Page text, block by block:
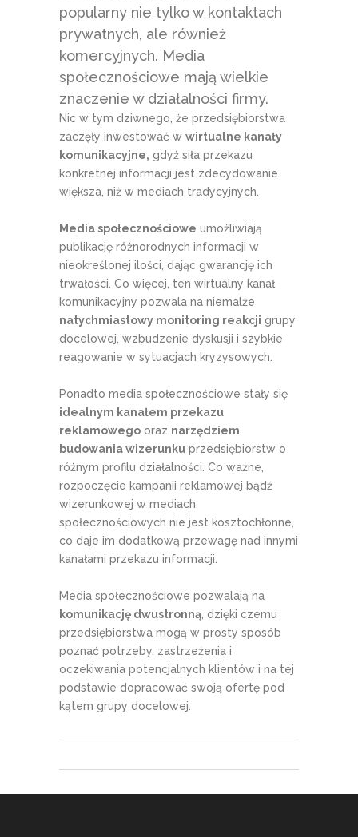
popularny nie tylko w kontaktach
prywatnych, ale również
komercyjnych. Media
społecznościowe mają wielkie
znaczenie w działalności firmy.
Nic w tym dziwnego, że przedsiębiorstwa
zaczęły inwestować w wirtualne kanały
komunikacyjne, gdyż siła przekazu
konkretnej informacji jest zdecydowanie
większa, niż w mediach tradycyjnych.
Media społecznościowe umożliwiają
publikację różnorodnych informacji w
nieokreślonej ilości, dając gwarancję ich
trwałości. Co więcej, ten wirtualny kanał
komunikacyjny pozwala na niemalże
natychmiastowy monitoring reakcji grupy
docelowej, wzbudzenie dyskusji i szybkie
reagowanie w sytuacjach kryzysowych.
Ponadto media społecznościowe stały się
idealnym kanałem przekazu
reklamowego oraz narzędziem
budowania wizerunku przedsiębiorstw o
różnym profilu działalności. Co ważne,
rozpoczęcie kampanii reklamowej bądź
wizerunkowej w mediach
społecznościowych nie jest kosztochłonne,
co daje im dodatkową przewagę nad innymi
kanałami przekazu informacji.
Media społecznościowe pozwalają na
komunikację dwustronną , dzięki czemu
przedsiębiorstwa mogą w prosty sposób
poznać potrzeby, zastrzeżenia i
oczekiwania potencjalnych klientów i na tej
podstawie dopracować swoją ofertę pod
kątem grupy docelowej.